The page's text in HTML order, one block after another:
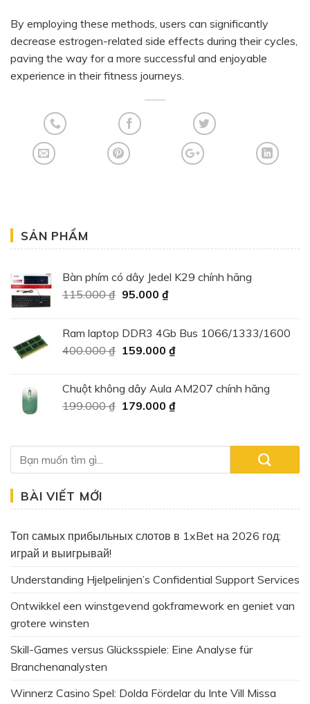
By employing these methods, users can significantly
decrease estrogen-related side effects during their cycles,
paving the way for a more successful and enjoyable
experience in their fitness journeys.
SẢN PHẨM
Bàn phím có dây Jedel K29 chính hãng
115.000₫ Giá
115.000 ₫.
95.000 ₫Giá
là:
95.000 ₫.
Ram laptop DDR3 4Gb Bus 1066/1333/1600
400.000₫ Giá
400.000 ₫.
159.000 ₫Giá
là:
159.000 ₫.
Chuột không dây Aula AM207 chính hãng
199.000₫ Giá
199.000 ₫.
179.000 ₫Giá
là:
BÀI VIẾT MỚI
Топ самых прибыльных слотов в 1xBet на 2026 год:
играй и выигрывай!
Understanding Hjelpelinjen’s Confidential Support Services
Ontwikkel een winstgevend gokframework en geniet van
grotere winsten
Skill-Games versus Glücksspiele: Eine Analyse für
Branchenanalysten
Winnerz Casino Spel: Dolda Fördelar du Inte Vill Missa